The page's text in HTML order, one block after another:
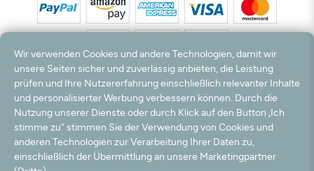
*Alle Preise inkl. MwSt. und zzgl. Versandkosten. **Kostenloser Versand und Rückversand
nur innerhalb Deutschlands und Österreichs.
Hinweis:Wir nutzen Ihre E-Mail Adresse für werbliche Zwecke, die jederzeit widerrufen
werden können. Ihre Daten werden nicht an Dritte weitergegeben.
© 2003 - 2026 Teppichversand24 GmbH / Alle Rechte vorbehalten. powered by
createyourtemplate
Wir verwenden Cookies und andere Technologien, damit wir
unsere Seiten sicher und zuverlässig anbieten, die Leistung
prüfen und Ihre Nutzererfahrung einschließlich relevanter Inhalte
und personalisierter Werbung verbessern können. Durch die
Nutzung unserer Dienste oder durch Klick auf den Button „Ich
stimme zu“ stimmen Sie der Verwendung von Cookies und
anderen Technologien zur Verarbeitung Ihrer Daten zu,
einschließlich der Übermittlung an unsere Marketingpartner